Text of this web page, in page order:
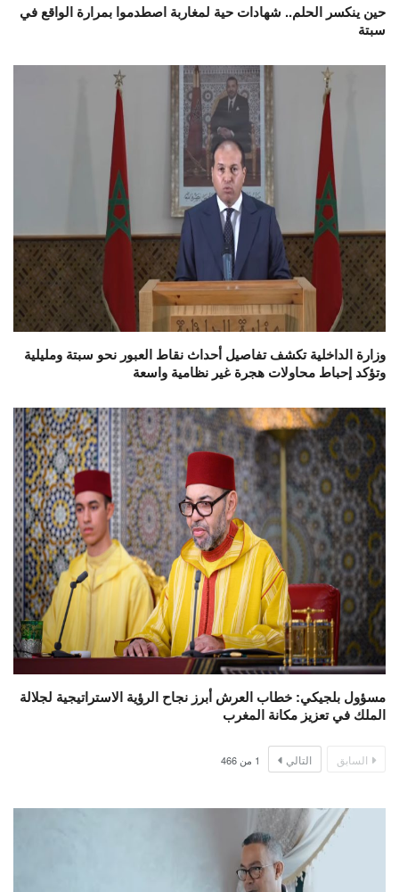
حين ينكسر الحلم.. شهادات حية لمغاربة اصطدموا بمرارة الواقع في
سبتة
وزارة الداخلية تكشف تفاصيل أحداث نقاط العبور نحو سبتة ومليلية
وتؤكد إحباط محاولات هجرة غير نظامية واسعة
مسؤول بلجيكي: خطاب العرش أبرز نجاح الرؤية الاستراتيجية لجلالة
الملك في تعزيز مكانة المغرب
السابق التالي 1 من 466